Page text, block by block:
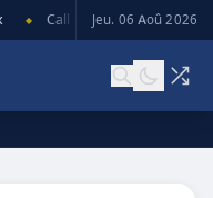
◆ Call of Duty: Black Ops 7
Jeu. 06 Aoû 2026